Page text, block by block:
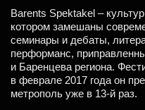
Barents Spektakel –
котором замешаны
семинары и дебаты,
перформанс,
и Баренцева региона.
в феврале 2017 года он
метрополь уже в 13-й раз.